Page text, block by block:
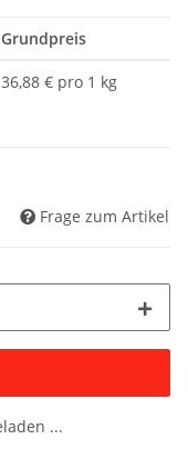
Grundpreis
36,88 € pro 1 kg
Frage zum Artikel
...